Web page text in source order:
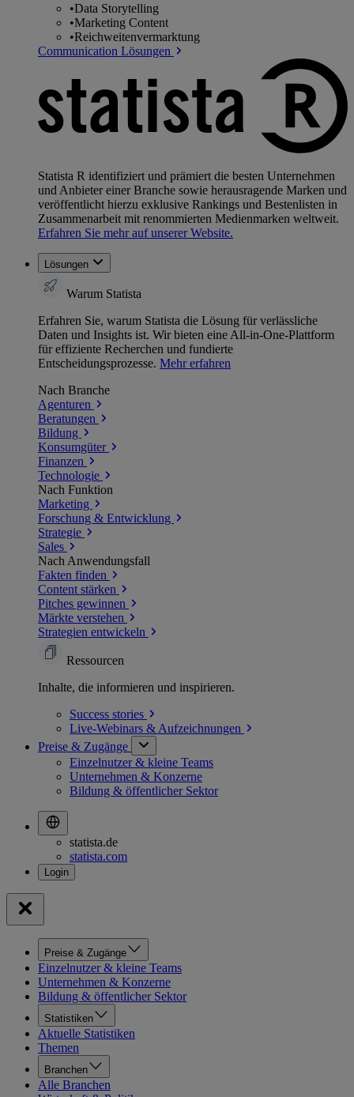
•Data Storytelling
•Marketing Content
•Reichweitenvermarktung
Communication Lösungen
Statista R identifiziert und prämiert die besten Unternehmen
und Anbieter einer Branche sowie herausragende Marken und
veröffentlicht hierzu exklusive Rankings und Bestenlisten in
Zusammenarbeit mit renommierten Medienmarken weltweit.
Erfahren Sie mehr auf unserer Website.
Lösungen
Warum Statista
Erfahren Sie, warum Statista die Lösung für verlässliche
Daten und Insights ist. Wir bieten eine All-in-One-Plattform
für effiziente Recherchen und fundierte
Entscheidungsprozesse. Mehr erfahren
Nach Branche
Agenturen
Beratungen
Bildung
Konsumgüter
Finanzen
Technologie
Nach Funktion
Marketing
Forschung & Entwicklung
Strategie
Sales
Nach Anwendungsfall
Fakten finden
Content stärken
Pitches gewinnen
Märkte verstehen
Strategien entwickeln
Ressourcen
Inhalte, die informieren und inspirieren.
Success stories
Live-Webinars & Aufzeichnungen
Preise & Zugänge
Einzelnutzer & kleine Teams
Unternehmen & Konzerne
Bildung & öffentlicher Sektor
statista.de
statista.com
Preise & Zugänge
Einzelnutzer & kleine Teams
Unternehmen & Konzerne
Bildung & öffentlicher Sektor
Statistiken
Aktuelle Statistiken
Themen
Branchen
Alle Branchen